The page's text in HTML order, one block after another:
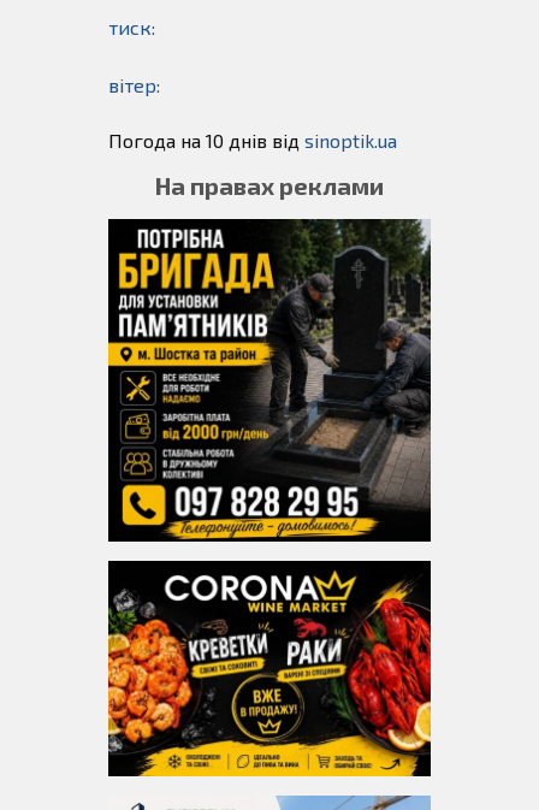
тиск:
вітер:
Погода на 10 днів від sinoptik.ua
На правах реклами